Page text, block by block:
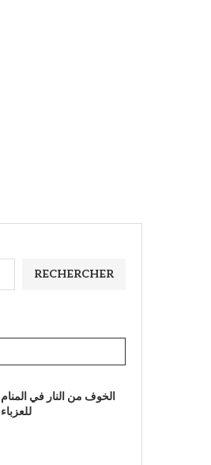
RECHERCHER
الخوف من النار في المنام
للعزباء